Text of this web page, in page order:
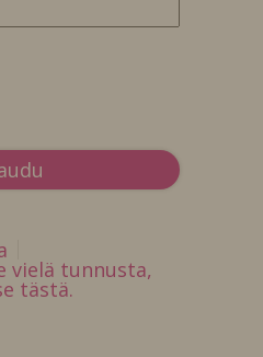
vielä tunnusta,
tästä.